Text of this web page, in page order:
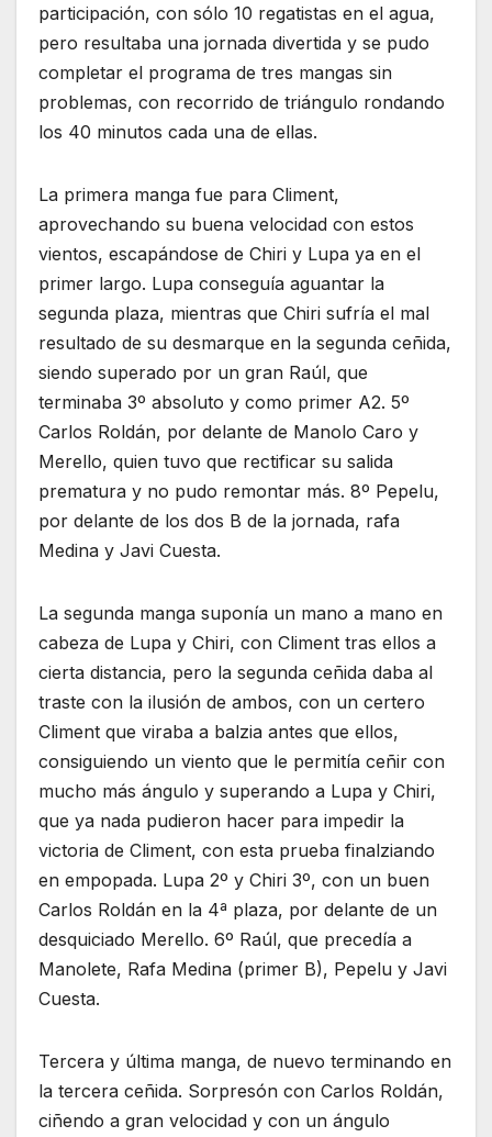
participación, con sólo 10 regatistas en el agua,
pero resultaba una jornada divertida y se pudo
completar el programa de tres mangas sin
problemas, con recorrido de triángulo rondando
los 40 minutos cada una de ellas.
La primera manga fue para Climent,
aprovechando su buena velocidad con estos
vientos, escapándose de Chiri y Lupa ya en el
primer largo. Lupa conseguía aguantar la
segunda plaza, mientras que Chiri sufría el mal
resultado de su desmarque en la segunda ceñida,
siendo superado por un gran Raúl, que
terminaba 3º absoluto y como primer A2. 5º
Carlos Roldán, por delante de Manolo Caro y
Merello, quien tuvo que rectificar su salida
prematura y no pudo remontar más. 8º Pepelu,
por delante de los dos B de la jornada, rafa
Medina y Javi Cuesta.
La segunda manga suponía un mano a mano en
cabeza de Lupa y Chiri, con Climent tras ellos a
cierta distancia, pero la segunda ceñida daba al
traste con la ilusión de ambos, con un certero
Climent que viraba a balzia antes que ellos,
consiguiendo un viento que le permitía ceñir con
mucho más ángulo y superando a Lupa y Chiri,
que ya nada pudieron hacer para impedir la
victoria de Climent, con esta prueba finalziando
en empopada. Lupa 2º y Chiri 3º, con un buen
Carlos Roldán en la 4ª plaza, por delante de un
desquiciado Merello. 6º Raúl, que precedía a
Manolete, Rafa Medina (primer B), Pepelu y Javi
Cuesta.
Tercera y última manga, de nuevo terminando en
la tercera ceñida. Sorpresón con Carlos Roldán,
ciñendo a gran velocidad y con un ángulo